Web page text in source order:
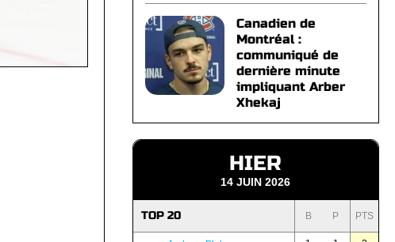
Canadien de
Montréal :
communiqué de
dernière minute
impliquant Arber
Xhekaj
HIER
14 JUIN 2026
TOP 20 B P PTS